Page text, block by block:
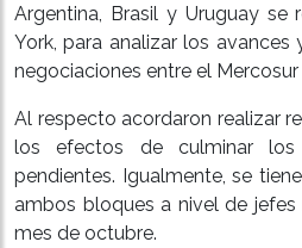
Argentina, Brasil y Uruguay se
York, para analizar los
negociaciones entre el Mercosur
Al respecto acordaron realizar
los efectos de culminar los
pendientes. Igualmente, se
ambos bloques a nivel de
mes de octubre.